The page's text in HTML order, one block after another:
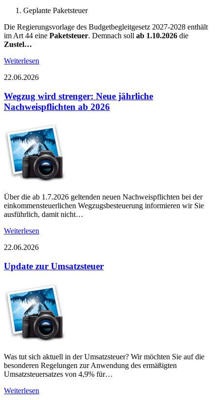
Geplante Paketsteuer
Die Regierungsvorlage des Budgetbegleitgesetz 2027-2028 enthält
im Art 44 eine Paketsteuer. Demnach soll ab 1.10.2026 die
Zustel…
Weiterlesen
22.06.2026
Wegzug wird strenger: Neue jährliche
Nachweispflichten ab 2026
Über die ab 1.7.2026 geltenden neuen Nachweispflichten bei der
einkommensteuerlichen Wegzugsbesteuerung informieren wir Sie
ausführlich, damit nicht…
Weiterlesen
22.06.2026
Update zur Umsatzsteuer
Was tut sich aktuell in der Umsatzsteuer? Wir möchten Sie auf die
besonderen Regelungen zur Anwendung des ermäßigten
Umsatzsteuersatzes von 4,9% für…
Weiterlesen